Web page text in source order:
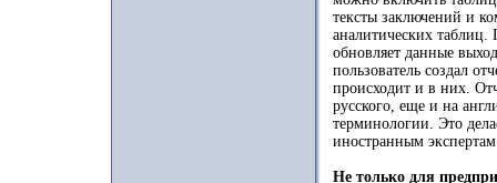
тексты заключений и
аналитических
обновляет данные
пользователь создал
происходит и в них.
русского, еще и на
терминологии. Это
иностранным
Не только для